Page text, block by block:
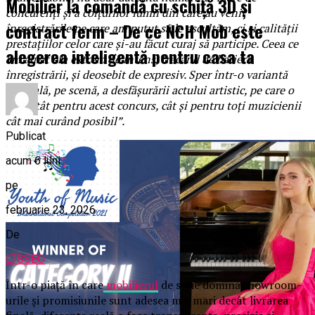
concurenți și a colțurilor lumii din care au venit
înregistrările pe care am putut să le ascultăm, ci și calității
prestațiilor celor care și-au făcut curaj să participe. Ceea ce
am auzit era extrem de intens, trecând de bariera
înregistrării, și deosebit de expresiv. Sper într-o variantă
normală, pe scenă, a desfășurării actului artistic, pe care o
sper atât pentru acest concurs, cât și pentru toți muzicienii
cât mai curând posibil”.
Mobilier la comandă cu schiță 3D și
contract ferm – De ce NCH Mob este
alegerea inteligentă pentru casa ta
Publicat
acum 6 luni
pe
februarie 23, 2026
De
LTSSEO
Într-o piață în caremobilierul de serie domină showroom-
urile și promisiunile sunt adesea mai mari decât livrarea